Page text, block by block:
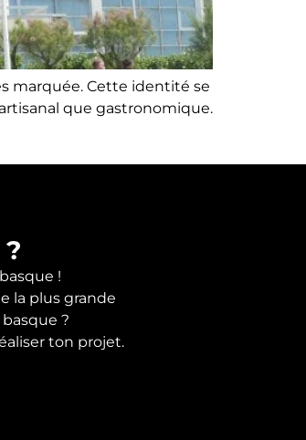
marquée. Cette identité se
que gastronomique.
!
la plus grande
?
ton projet.